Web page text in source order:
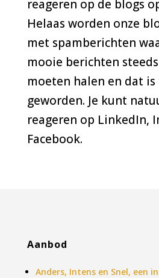
reageren op de blogs
Helaas worden onze
met spamberichten
mooie berichten
moeten halen en dat
geworden. Je kunt
reageren op LinkedIn,
Facebook.
Aanbod
Anders, Intens en Snel, een